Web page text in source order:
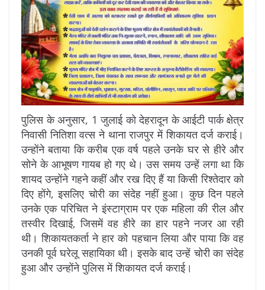
पुलिस के अनुसार, 1 जुलाई को देहरादून के आईटी पार्क क्षेत्र
निवासी नितिशा वत्स ने थाना राजपुर में शिकायत दर्ज कराई।
उन्होंने बताया कि करीब एक वर्ष पहले उनके घर से हीरे और
सोने के आभूषण गायब हो गए थे। उस समय उन्हें लगा था कि
शायद उन्होंने गहने कहीं और रख दिए हैं या किसी रिश्तेदार को
दिए होंगे, इसलिए चोरी का संदेह नहीं हुआ। कुछ दिन पहले
उनके एक परिचित ने इंस्टाग्राम पर एक महिला की रील और
तस्वीर दिखाई, जिसमें वह हीरे का हार पहने नजर आ रही
थी। शिकायतकर्ता ने हार को पहचान लिया और पाया कि वह
उनकी पूर्व घरेलू सहायिका थी। इसके बाद उन्हें चोरी का संदेह
हुआ और उन्होंने पुलिस में शिकायत दर्ज कराई।